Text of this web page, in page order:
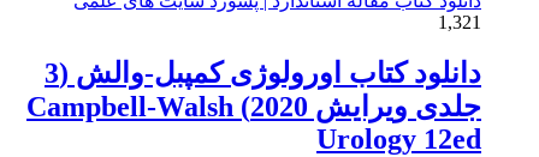
1,321
دانلود کتاب اورولوژی کمپبل-والش (3
جلدی ویرایش 2020) Campbell-Walsh
Urology 12ed